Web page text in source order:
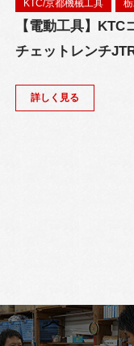
KTC/京都機械工具
【電動工具】KTC
チェットレンチ
詳しく見る